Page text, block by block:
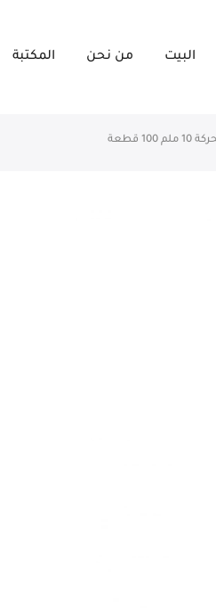
البيت من نحن المكتبة